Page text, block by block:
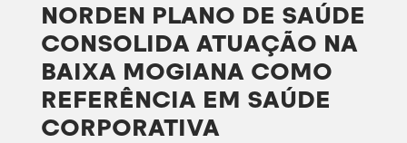
NORDEN PLANO DE SAÚDE
CONSOLIDA ATUAÇÃO NA
BAIXA MOGIANA COMO
REFERÊNCIA EM SAÚDE
CORPORATIVA